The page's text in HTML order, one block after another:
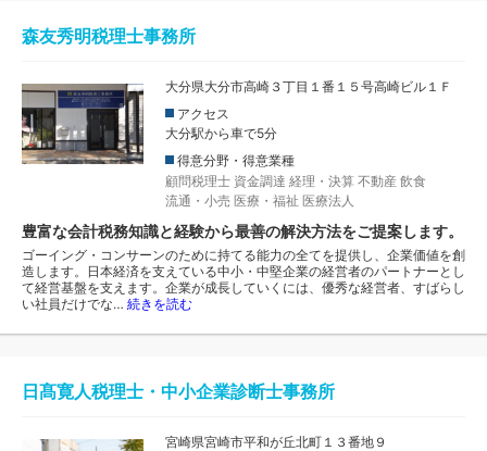
森友秀明税理士事務所
大分県大分市高崎３丁目１番１５号高崎ビル１Ｆ
アクセス
大分駅から車で5分
得意分野・得意業種
顧問税理士 資金調達 経理・決算 不動産 飲食
流通・小売 医療・福祉 医療法人
豊富な会計税務知識と経験から最善の解決方法をご提案します。
ゴーイング・コンサーンのために持てる能力の全てを提供し、企業価値を創
造します。日本経済を支えている中小・中堅企業の経営者のパートナーとし
て経営基盤を支えます。企業が成長していくには、優秀な経営者、すばらし
い社員だけでな… 続きを読む
日髙寛人税理士・中小企業診断士事務所
宮崎県宮崎市平和が丘北町１３番地９